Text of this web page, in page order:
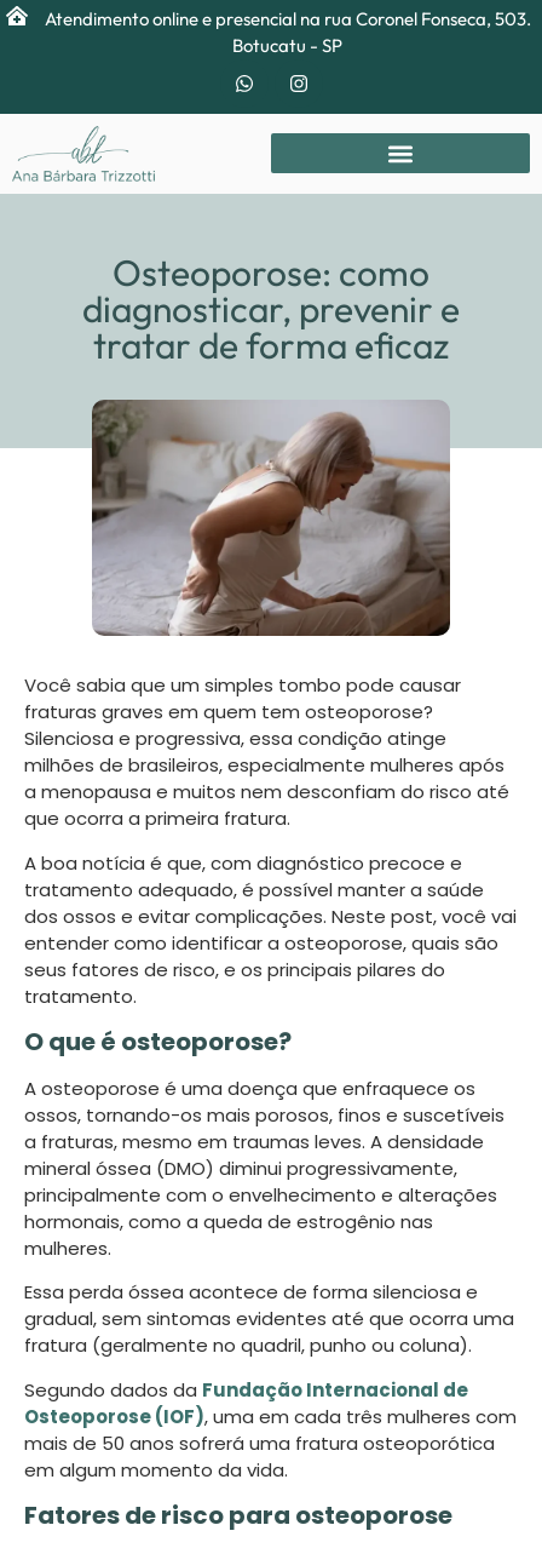
Atendimento online e presencial na rua Coronel Fonseca, 503.
Botucatu - SP
Osteoporose: como
diagnosticar, prevenir e
tratar de forma eficaz
Você sabia que um simples tombo pode causar
fraturas graves em quem tem osteoporose?
Silenciosa e progressiva, essa condição atinge
milhões de brasileiros, especialmente mulheres após
a menopausa e muitos nem desconfiam do risco até
que ocorra a primeira fratura.
A boa notícia é que, com diagnóstico precoce e
tratamento adequado, é possível manter a saúde
dos ossos e evitar complicações. Neste post, você vai
entender como identificar a osteoporose, quais são
seus fatores de risco, e os principais pilares do
tratamento.
O que é osteoporose?
A osteoporose é uma doença que enfraquece os
ossos, tornando-os mais porosos, finos e suscetíveis
a fraturas, mesmo em traumas leves. A densidade
mineral óssea (DMO) diminui progressivamente,
principalmente com o envelhecimento e alterações
hormonais, como a queda de estrogênio nas
mulheres.
Essa perda óssea acontece de forma silenciosa e
gradual, sem sintomas evidentes até que ocorra uma
fratura (geralmente no quadril, punho ou coluna).
Segundo dados da Fundação Internacional de
Osteoporose (IOF), uma em cada três mulheres com
mais de 50 anos sofrerá uma fratura osteoporótica
em algum momento da vida.
Fatores de risco para osteoporose